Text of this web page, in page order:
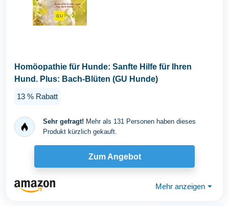
Homöopathie für Hunde: Sanfte Hilfe für Ihren
Hund. Plus: Bach-Blüten (GU Hunde)
13 % Rabatt
Sehr gefragt! Mehr als 131 Personen haben dieses
Produkt kürzlich gekauft.
Zum Angebot
Mehr anzeigen ⏷